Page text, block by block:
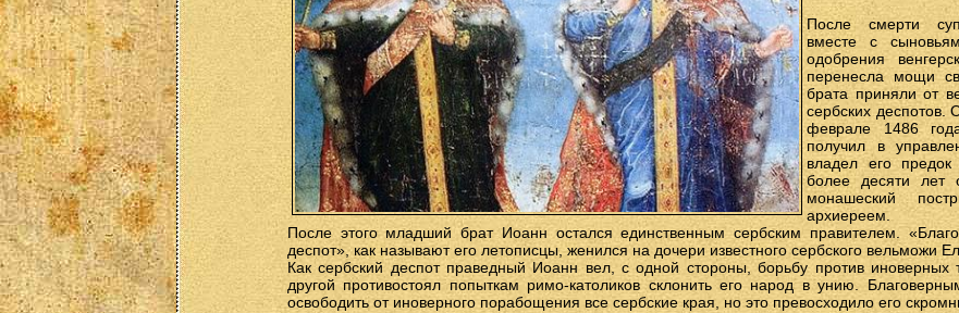
После смерти
вместе с
одобрения
перенесла мощи
брата приняли от
сербских деспотов.
феврале 1486
получил в
владел его предок
более десяти лет
монашеский
архиереем.
После этого младший брат Иоанн остался единственным сербским правителем.
деспот», как называют его летописцы, женился на дочери известного сербского вельможи
Как сербский деспот праведный Иоанн вел, с одной стороны, борьбу против
другой противостоял попыткам римо-католиков склонить его народ в унию.
освободить от иноверного порабощения все сербские края, но это превосходило его